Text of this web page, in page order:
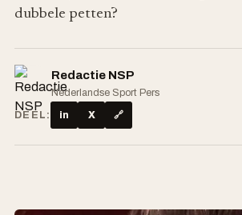
dubbele petten?
Redactie NSP
Nederlandse Sport Pers
DEEL:
in X 🔗